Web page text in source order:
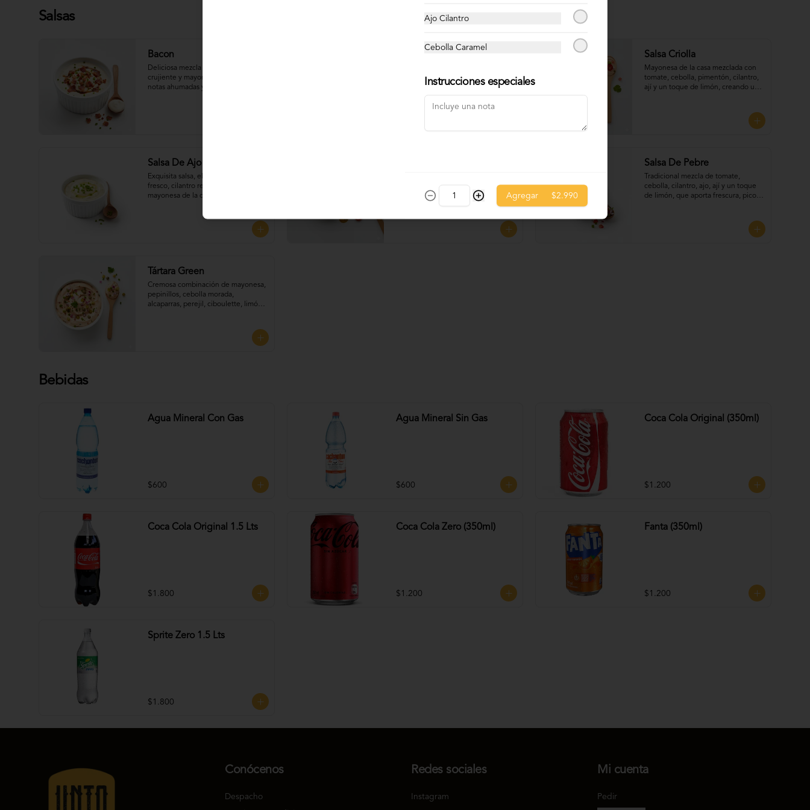
Salsas
Bacon
Deliciosa mezcla de tocineta
crujiente y mayonesa de la casa, con
notas ahumadas y un toque salado
lentamente en mantequilla y azúcar
morena hasta alcanzar un punto
perfecto de dulzura y suavidad,
Perfecta para UNTAR tus empanadas
Salsa Criolla
Mayonesa de la casa mezclada con
tomate, cebolla, pimentón, cilantro,
ají y un toque de limón, creando una
Salsa De Ajo Cilantro
Exquisita salsa, elaborada con ajo
fresco, cilantro recién picado,
mayonesa de la casa y un toque de
equilibrio a cada bocado, Perfecta
ají amarillo, cebolla, ajo, limón, y un
toque de aceite, que aporta ese
sabor picante y suave típico del
Salsa De Pebre
Tradicional mezcla de tomate,
cebolla, cilantro, ajo, ají y un toque
de limón, que aporta frescura, picor
Tártara Green
Cremosa combinación de mayonesa,
pepinillos, cebolla morada,
alcaparras, perejil, ciboulette, limón
Bebidas
Agua Mineral Con Gas
$600
Agua Mineral Sin Gas
$600
Coca Cola Original (350ml)
$1.200
Coca Cola Original 1.5 Lts
$1.800
Coca Cola Zero (350ml)
$1.200
Fanta (350ml)
$1.200
Sprite Zero 1.5 Lts
$1.800
Conócenos
Despacho
Redes sociales
Instagram
Mi cuenta
Pedir
Ajo Cilantro
Cebolla Caramel
Instrucciones especiales
Agregar $2.990